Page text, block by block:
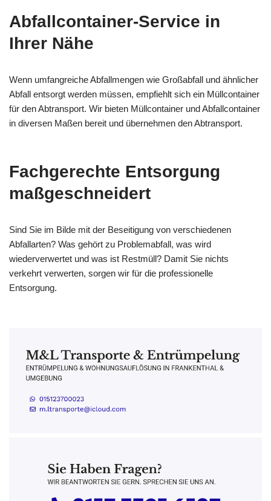
Abfallcontainer-Service in
Ihrer Nähe
Wenn umfangreiche Abfallmengen wie Großabfall und ähnlicher
Abfall entsorgt werden müssen, empfiehlt sich ein Müllcontainer
für den Abtransport. Wir bieten Müllcontainer und Abfallcontainer
in diversen Maßen bereit und übernehmen den Abtransport.
Fachgerechte Entsorgung
maßgeschneidert
Sind Sie im Bilde mit der Beseitigung von verschiedenen
Abfallarten? Was gehört zu Problemabfall, was wird
wiederverwertet und was ist Restmüll? Damit Sie nichts
verkehrt verwerten, sorgen wir für die professionelle
Entsorgung.